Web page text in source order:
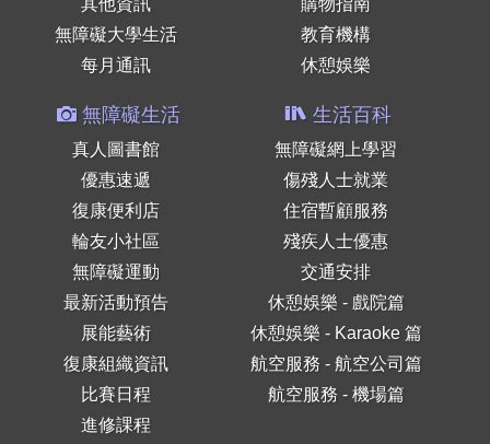
無障礙大學生活
每月通訊
教育機構
休憩娛樂
無障礙生活
真人圖書館
優惠速遞
復康便利店
輪友小社區
無障礙運動
最新活動預告
展能藝術
復康組織資訊
比賽日程
進修課程
生活百科
無障礙網上學習
傷殘人士就業
住宿暫顧服務
殘疾人士優惠
交通安排
休憩娛樂 - 戲院篇
休憩娛樂 - Karaoke 篇
航空服務 - 航空公司篇
航空服務 - 機場篇